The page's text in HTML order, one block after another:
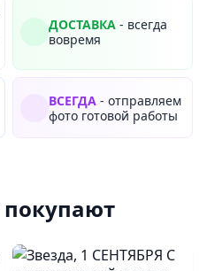
ДОСТАВКА - всегда
вовремя
ВСЕГДА - отправляем
фото готовой работы